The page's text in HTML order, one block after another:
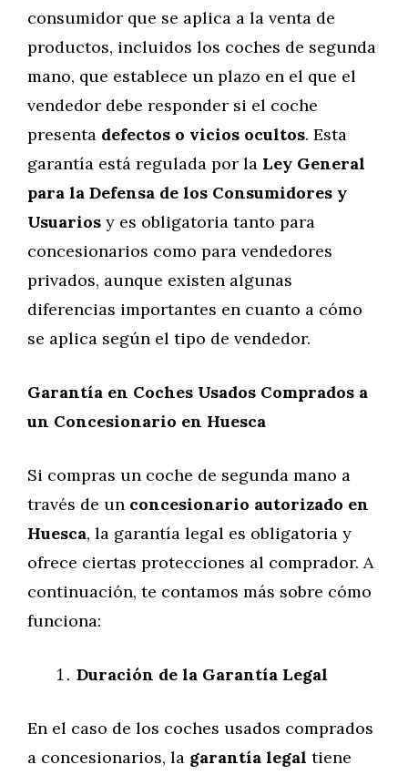
consumidor que se aplica a la venta de
productos, incluidos los coches de segunda
mano, que establece un plazo en el que el
vendedor debe responder si el coche
presenta defectos o vicios ocultos. Esta
garantía está regulada por la Ley General
para la Defensa de los Consumidores y
Usuarios y es obligatoria tanto para
concesionarios como para vendedores
privados, aunque existen algunas
diferencias importantes en cuanto a cómo
se aplica según el tipo de vendedor.
Garantía en Coches Usados Comprados a
un Concesionario en Huesca
Si compras un coche de segunda mano a
través de un concesionario autorizado en
Huesca, la garantía legal es obligatoria y
ofrece ciertas protecciones al comprador. A
continuación, te contamos más sobre cómo
funciona:
Duración de la Garantía Legal
En el caso de los coches usados comprados
a concesionarios, la garantía legal tiene